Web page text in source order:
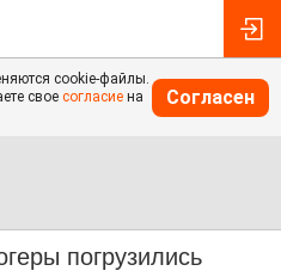
cookie-файлы.
свое согласие на
Согласен
погрузились